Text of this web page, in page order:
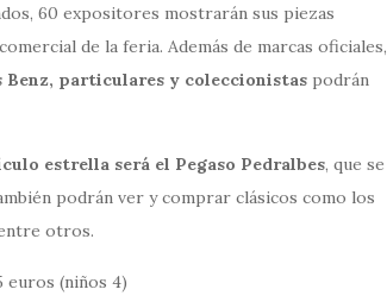
60 expositores mostrarán sus piezas
de la feria. Además de marcas oficiales,
particulares y coleccionistas podrán
estrella será el Pegaso Pedralbes, que se
podrán ver y comprar clásicos como los
otros.
euros (niños 4)